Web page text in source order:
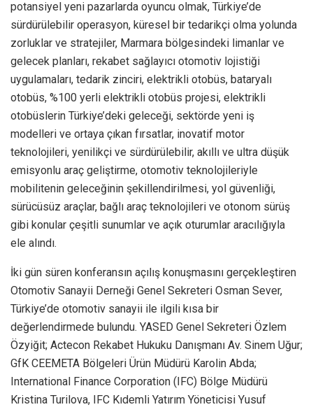
potansiyel yeni pazarlarda oyuncu olmak, Türkiye’de
sürdürülebilir operasyon, küresel bir tedarikçi olma yolunda
zorluklar ve stratejiler, Marmara bölgesindeki limanlar ve
gelecek planları, rekabet sağlayıcı otomotiv lojistiği
uygulamaları, tedarik zinciri, elektrikli otobüs, bataryalı
otobüs, %100 yerli elektrikli otobüs projesi, elektrikli
otobüslerin Türkiye’deki geleceği, sektörde yeni iş
modelleri ve ortaya çıkan fırsatlar, inovatif motor
teknolojileri, yenilikçi ve sürdürülebilir, akıllı ve ultra düşük
emisyonlu araç geliştirme, otomotiv teknolojileriyle
mobilitenin geleceğinin şekillendirilmesi, yol güvenliği,
sürücüsüz araçlar, bağlı araç teknolojileri ve otonom sürüş
gibi konular çeşitli sunumlar ve açık oturumlar aracılığıyla
ele alındı.
İki gün süren konferansın açılış konuşmasını gerçekleştiren
Otomotiv Sanayii Derneği Genel Sekreteri Osman Sever,
Türkiye’de otomotiv sanayii ile ilgili kısa bir
değerlendirmede bulundu. YASED Genel Sekreteri Özlem
Özyiğit; Actecon Rekabet Hukuku Danışmanı Av. Sinem Uğur;
GfK CEEMETA Bölgeleri Ürün Müdürü Karolin Abda;
International Finance Corporation (IFC) Bölge Müdürü
Kristina Turilova, IFC Kıdemli Yatırım Yöneticisi Yusuf